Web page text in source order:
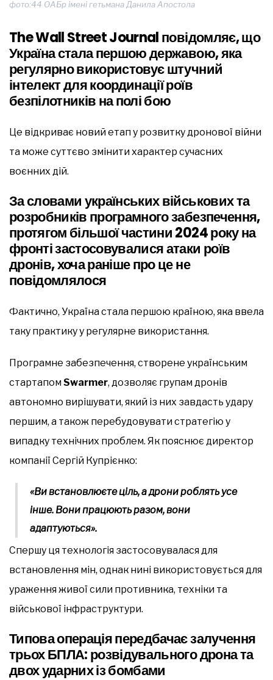
фото:44 ОАБр імені гетьмана Данила Апостола
The Wall Street Journal повідомляє, що
Україна стала першою державою, яка
регулярно використовує штучний
інтелект для координації роїв
безпілотників на полі бою
Це відкриває новий етап у розвитку дронової війни
та може суттєво змінити характер сучасних
воєнних дій.
За словами українських військових та
розробників програмного забезпечення,
протягом більшої частини 2024 року на
фронті застосовувалися атаки роїв
дронів, хоча раніше про це не
повідомлялося
Фактично, Україна стала першою країною, яка ввела
таку практику у регулярне використання.
Програмне забезпечення, створене українським
стартапомSwarmer, дозволяє групам дронів
автономно вирішувати, який із них завдасть удару
першим, а також перебудовувати стратегію у
випадку технічних проблем. Як пояснює директор
компанії Сергій Купрієнко:
«Ви встановлюєте ціль, а дрони роблять усе
інше. Вони працюють разом, вони
адаптуються».
Спершу ця технологія застосовувалася для
встановлення мін, однак нині використовується для
ураження живої сили противника, техніки та
військової інфраструктури.
Типова операція передбачає залучення
трьох БПЛА: розвідувального дрона та
двох ударних із бомбами